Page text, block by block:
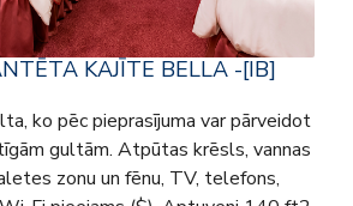
KAJĪTE BELLA -[IB]
ko pēc pieprasījuma var pārveidot
gultām. Atpūtas krēsls, vannas
zonu un fēnu, TV, telefons,